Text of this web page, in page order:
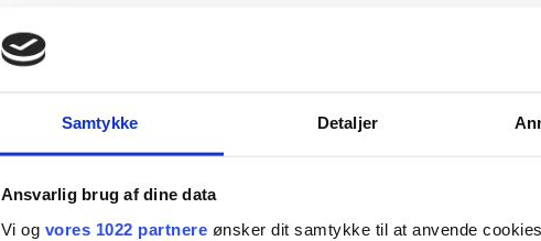
Samtykke Detaljer
Ansvarlig brug af dine data
Vi og vores 1022 partnere ønsker dit samtykke til at anvende